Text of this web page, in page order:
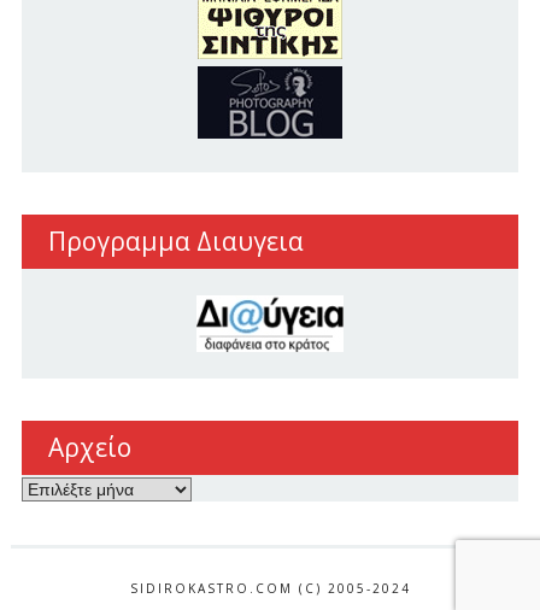
Προγραμμα Διαυγεια
Αρχείο
Αρχείο
SIDIROKASTRO.COM (C) 2005-2024